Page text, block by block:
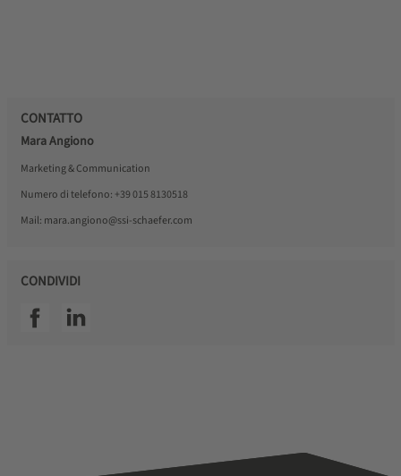
CONTATTO
Mara Angiono
Marketing & Communication
Numero di telefono: +39 015 8130518
Mail: mara.angiono@ssi-schaefer.com
CONDIVIDI
SSI facebookSSI linkedin